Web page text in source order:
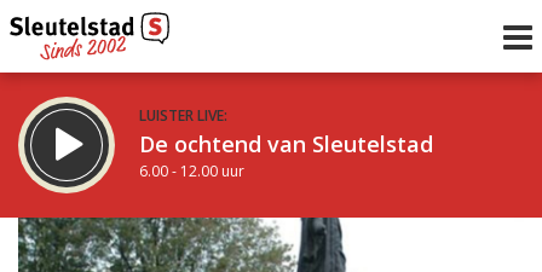
LUISTER LIVE:
De ochtend van Sleutelstad
6.00 - 12.00 uur
STRAKS:
De middag van Sleutelstad